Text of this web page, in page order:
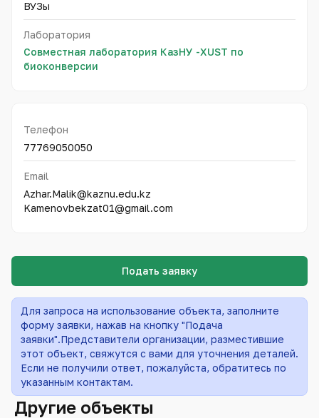
ВУЗы
Лаборатория
Совместная лаборатория КазНУ -XUST по
биоконверсии
Телефон
77769050050
Email
Azhar.Malik@kaznu.edu.kz
Kamenovbekzat01@gmail.com
Подать заявку
Для запроса на использование объекта, заполните
форму заявки, нажав на кнопку "Подача
заявки".Представители организации, разместившие
этот объект, свяжутся с вами для уточнения деталей.
Если не получили ответ, пожалуйста, обратитесь по
указанным контактам.
Другие объекты